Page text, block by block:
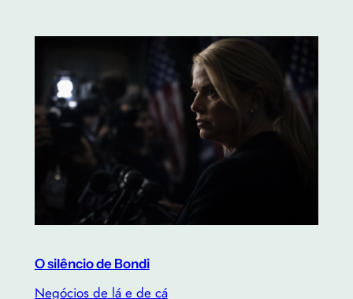
O silêncio de Bondi
Negócios de lá e de cá